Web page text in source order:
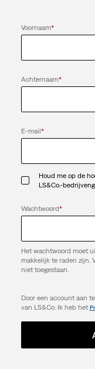
Voornaam*
Achternaam*
E-mail*
Houd me op de
LS&Co.-
Wachtwoord*
Het wachtwoord moet
makkelijk te raden zijn.
niet toegestaan.
Door een account aan
van LS&Co. Ik heb het